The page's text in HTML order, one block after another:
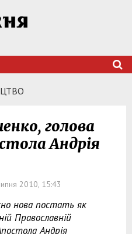
голова
Андрія
2010, 15:43
нова постать як
Православній
Андрія